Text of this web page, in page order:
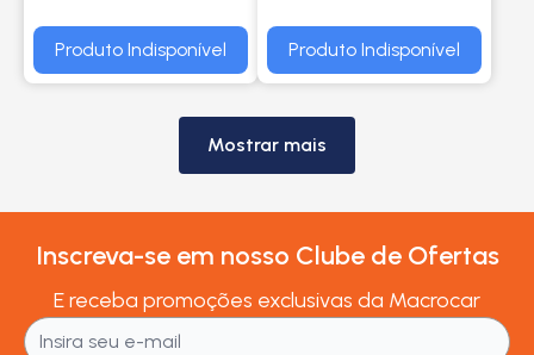
Produto Indisponível Produto Indisponível
Mostrar mais
Inscreva-se em nosso Clube de Ofertas
E receba promoções exclusivas da Macrocar